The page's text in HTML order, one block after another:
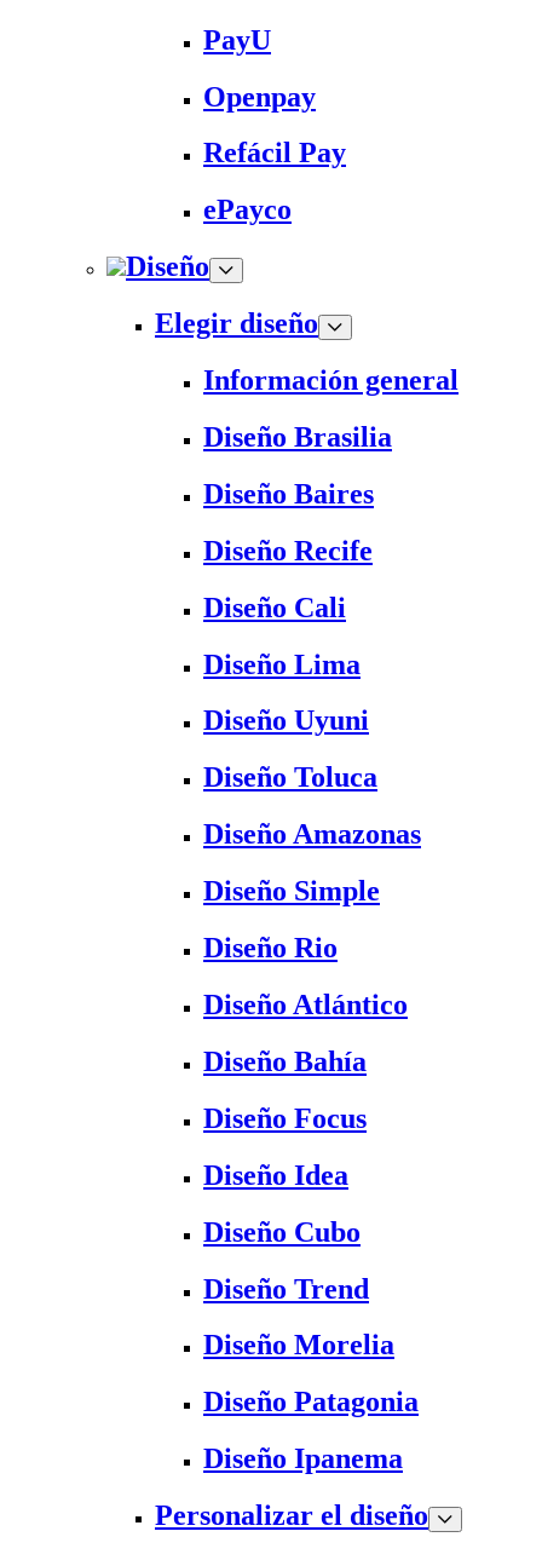
PayU
Openpay
Refácil Pay
ePayco
Diseño
Elegir diseño
Información general
Diseño Brasilia
Diseño Baires
Diseño Recife
Diseño Cali
Diseño Lima
Diseño Uyuni
Diseño Toluca
Diseño Amazonas
Diseño Simple
Diseño Rio
Diseño Atlántico
Diseño Bahía
Diseño Focus
Diseño Idea
Diseño Cubo
Diseño Trend
Diseño Morelia
Diseño Patagonia
Diseño Ipanema
Personalizar el diseño